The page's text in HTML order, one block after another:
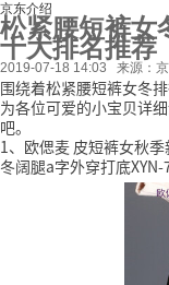
京东介绍
松紧腰短裤女
十大排名推荐
2019-07-18 14:03 来源：
围绕着松紧腰短裤女冬
为各位可爱的小宝贝详
吧。
1、欧偲麦 皮短裤女秋
冬阔腿a字外穿打底